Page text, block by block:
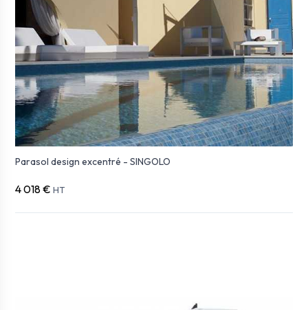
Parasol design excentré - SINGOLO
4 018 € HT